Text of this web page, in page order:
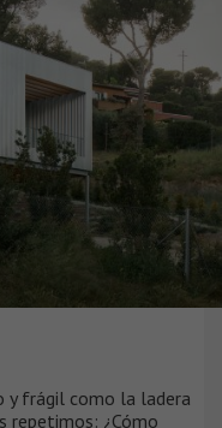
y frágil como la ladera
repetimos: ¿Cómo